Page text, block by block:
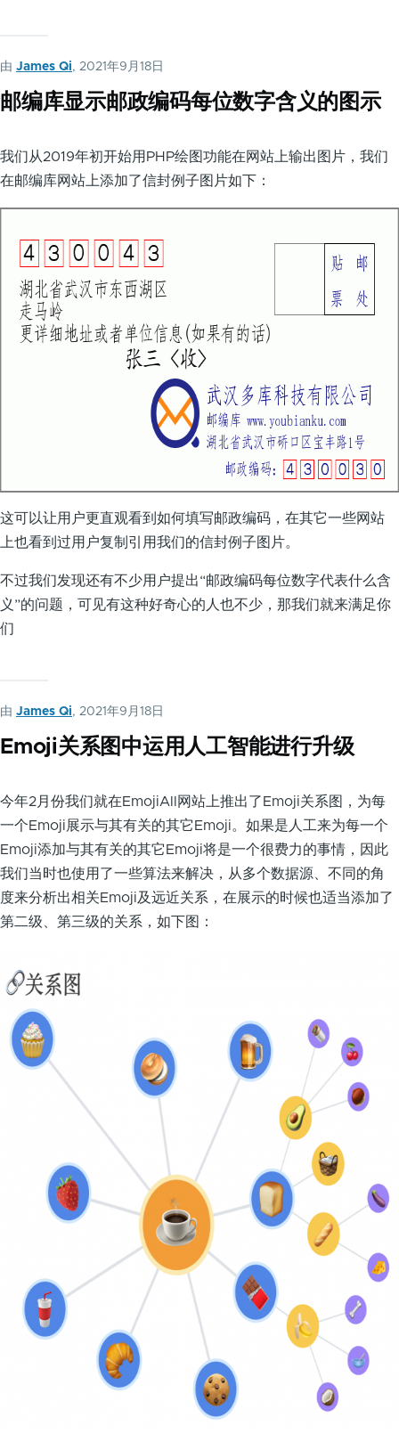
由 James Qi, 2021年9月18日
邮编库显示邮政编码每位数字含义的图示
我们从2019年初开始用PHP绘图功能在网站上输出图片，我们
在邮编库网站上添加了信封例子图片如下：
这可以让用户更直观看到如何填写邮政编码，在其它一些网站
上也看到过用户复制引用我们的信封例子图片。
不过我们发现还有不少用户提出“邮政编码每位数字代表什么含
义”的问题，可见有这种好奇心的人也不少，那我们就来满足你
们
由 James Qi, 2021年9月18日
Emoji关系图中运用人工智能进行升级
今年2月份我们就在EmojiAll网站上推出了Emoji关系图，为每
一个Emoji展示与其有关的其它Emoji。如果是人工来为每一个
Emoji添加与其有关的其它Emoji将是一个很费力的事情，因此
我们当时也使用了一些算法来解决，从多个数据源、不同的角
度来分析出相关Emoji及远近关系，在展示的时候也适当添加了
第二级、第三级的关系，如下图：